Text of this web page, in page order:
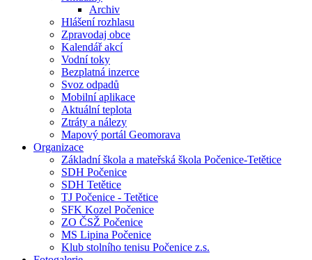
Archiv
Hlášení rozhlasu
Zpravodaj obce
Kalendář akcí
Vodní toky
Bezplatná inzerce
Svoz odpadů
Mobilní aplikace
Aktuální teplota
Ztráty a nálezy
Mapový portál Geomorava
Organizace
Základní škola a mateřská škola Počenice-Tetětice
SDH Počenice
SDH Tetětice
TJ Počenice - Tetětice
SFK Kozel Počenice
ZO ČSŽ Počenice
MS Lipina Počenice
Klub stolního tenisu Počenice z.s.